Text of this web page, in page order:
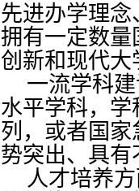
先进办学理
拥有一定数
创新和现代
一流学科
水平学科，
列，或者国
势突出、具
人才培养